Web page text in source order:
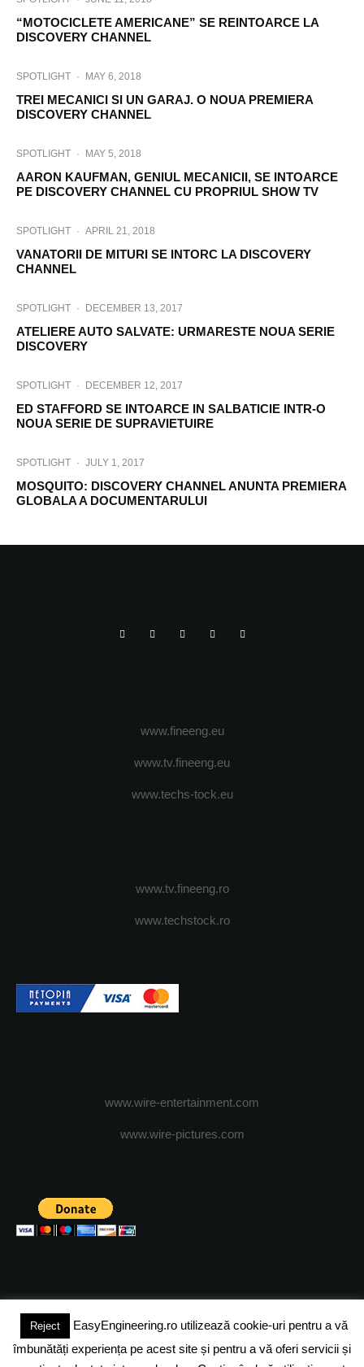
“MOTOCICLETE AMERICANE” SE REINTOARCE LA
DISCOVERY CHANNEL
SPOTLIGHT · MAY 6, 2018
TREI MECANICI SI UN GARAJ. O NOUA PREMIERA
DISCOVERY CHANNEL
SPOTLIGHT · MAY 5, 2018
AARON KAUFMAN, GENIUL MECANICII, SE INTOARCE
PE DISCOVERY CHANNEL CU PROPRIUL SHOW TV
SPOTLIGHT · APRIL 21, 2018
VANATORII DE MITURI SE INTORC LA DISCOVERY
CHANNEL
SPOTLIGHT · DECEMBER 13, 2017
ATELIERE AUTO SALVATE: URMARESTE NOUA SERIE
DISCOVERY
SPOTLIGHT · DECEMBER 12, 2017
ED STAFFORD SE INTOARCE IN SALBATICIE INTR-O
NOUA SERIE DE SUPRAVIETUIRE
SPOTLIGHT · JULY 1, 2017
MOSQUITO: DISCOVERY CHANNEL ANUNTA PREMIERA
GLOBALA A DOCUMENTARULUI
www.fineeng.eu
www.tv.fineeng.eu
www.techs-tock.eu
www.tv.fineeng.ro
www.techstock.ro
www.wire-entertainment.com
www.wire-pictures.com
(c) 2024 - FineEngineeringMagazine. All rights reserved.
Reject
EasyEngineering.ro utilizează cookie-uri pentru a vă
îmbunătăți experiența pe acest site și pentru a vă oferi servicii și